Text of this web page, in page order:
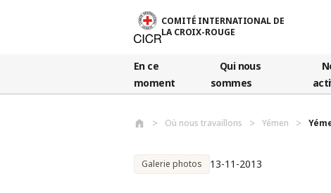
COMITÉ INTERNATIONAL DE
LA CROIX-ROUGE
En ce
moment
Qui nous
sommes
Où nous travaillons Yémen
Galerie photos 13-11-2013